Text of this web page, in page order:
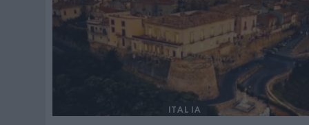
ITALIA